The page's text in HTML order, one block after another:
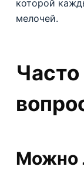
которой
мелочей.
Можно